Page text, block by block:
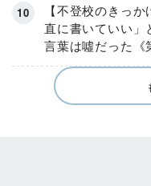
【不登校のきっ
直に書いていい
言葉は噓だった《